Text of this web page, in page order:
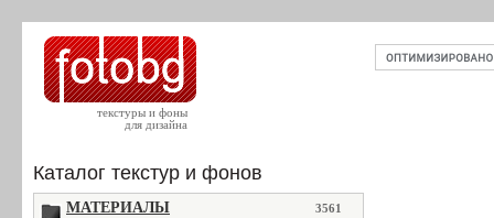
текстуры и фоны
для дизайна
Каталог текстур и фонов
МАТЕРИАЛЫ 3561